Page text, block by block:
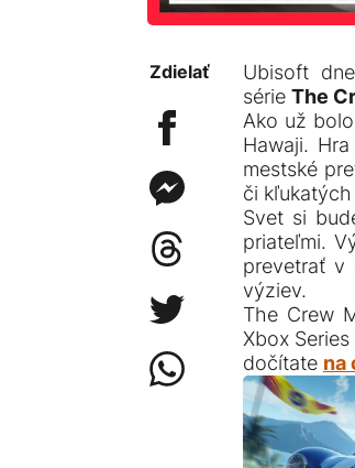
Zdielať
Ubisoft
série The
Ako už
Hawaji.
mestské
či
Svet si
priateľmi.
prevetrať v
výziev.
The Crew
Xbox
dočítate na